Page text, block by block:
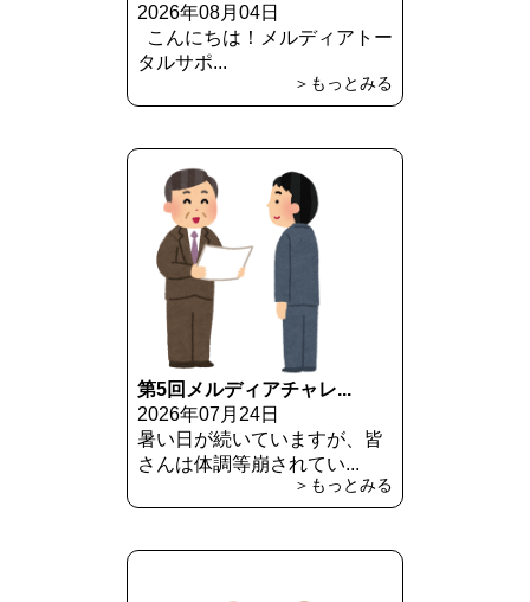
2026年08月04日
こんにちは！メルディアトー
タルサポ...
＞もっとみる
第5回メルディアチャレ...
2026年07月24日
暑い日が続いていますが、皆
さんは体調等崩されてい...
＞もっとみる